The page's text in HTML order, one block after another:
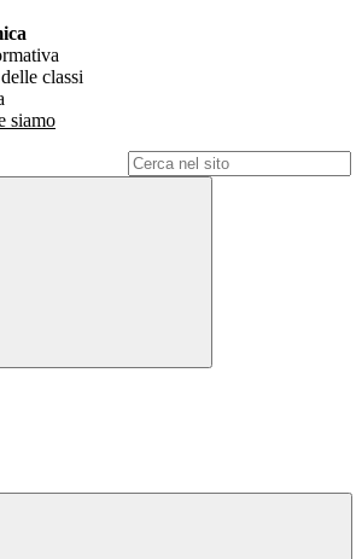
classi
siamo